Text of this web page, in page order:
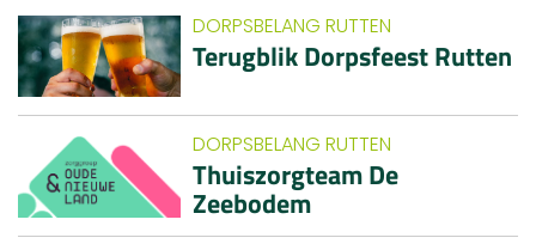
DORPSBELANG RUTTEN
Terugblik Dorpsfeest Rutten
DORPSBELANG RUTTEN
Thuiszorgteam De
Zeebodem